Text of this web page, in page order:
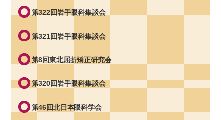
第322回岩手眼科集談会
第321回岩手眼科集談会
第8回東北屈折矯正研究会
第320回岩手眼科集談会
第46回北日本眼科学会